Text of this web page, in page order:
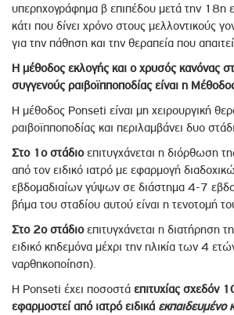
υπερηχογράφημα β επιπέδου μετά την 18η
κάτι που δίνει χρόνο στους μελλοντικούς
για την πάθηση και την θεραπεία που
Η μέθοδος εκλογής και ο χρυσός κανόνας
συγγενούς ραιβοϊπποποδίας είναι η
Η μέθοδος Ponseti είναι μη χειρουργική
ραιβοϊπποποδίας και περιλαμβάνει δυο
Στο 1ο στάδιοεπιτυγχάνεται η διόρθωση
από τον ειδικό ιατρό με εφαρμογή
εβδομαδιαίων γύψων σε διάστημα 4-7
βήμα του σταδίου αυτού είναι η τενοτομή
Στο 2ο στάδιοεπιτυγχάνεται η διατήρηση
ειδικό κηδεμόνα μέχρι την ηλικία των 4
ναρθηκοποίηση).
Η Ponseti έχει ποσοστά επιτυχίας σχεδόν
εφαρμοστεί από ιατρό ειδικά εκπαιδευμένο